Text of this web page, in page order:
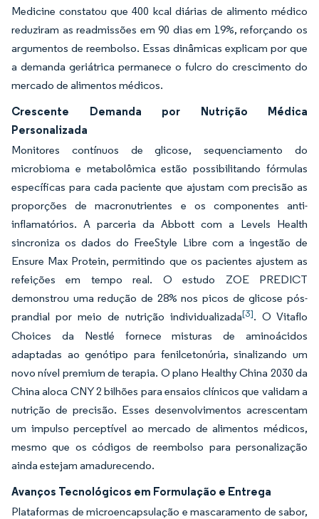
Medicine constatou que 400 kcal diárias de alimento médico
reduziram as readmissões em 90 dias em 19%, reforçando os
argumentos de reembolso. Essas dinâmicas explicam por que
a demanda geriátrica permanece o fulcro do crescimento do
mercado de alimentos médicos.
Crescente Demanda por Nutrição Médica
Personalizada
Monitores contínuos de glicose, sequenciamento do
microbioma e metabolômica estão possibilitando fórmulas
específicas para cada paciente que ajustam com precisão as
proporções de macronutrientes e os componentes anti-
inflamatórios. A parceria da Abbott com a Levels Health
sincroniza os dados do FreeStyle Libre com a ingestão de
Ensure Max Protein, permitindo que os pacientes ajustem as
refeições em tempo real. O estudo ZOE PREDICT
demonstrou uma redução de 28% nos picos de glicose pós-
prandial por meio de nutrição individualizada[3]. O Vitaflo
Choices da Nestlé fornece misturas de aminoácidos
adaptadas ao genótipo para fenilcetonúria, sinalizando um
novo nível premium de terapia. O plano Healthy China 2030 da
China aloca CNY 2 bilhões para ensaios clínicos que validam a
nutrição de precisão. Esses desenvolvimentos acrescentam
um impulso perceptível ao mercado de alimentos médicos,
mesmo que os códigos de reembolso para personalização
ainda estejam amadurecendo.
Avanços Tecnológicos em Formulação e Entrega
Plataformas de microencapsulação e mascaramento de sabor,